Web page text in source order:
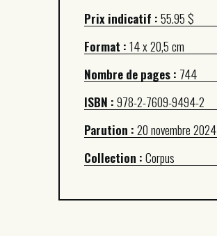
Prix indicatif :55.95 $
Format :14 x 20,5 cm
Nombre de pages : 744
ISBN :978-2-7609-9494-2
Parution :20 novembre 2024
Collection :Corpus